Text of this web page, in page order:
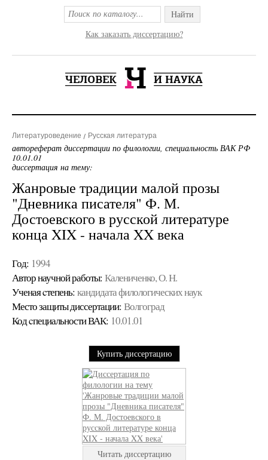
Найти
Как заказать диссертацию?
Литературоведение Русская литература
автореферат диссертации по филологии, специальность ВАК РФ
10.01.01
диссертация на тему:
Жанровые традиции малой прозы
"Дневника писателя" Ф. М.
Достоевского в русской литературе
конца XIX - начала XX века
Год: 1994
Автор научной работы: Калениченко, О. Н.
Ученая cтепень: кандидата филологических наук
Место защиты диссертации: Волгоград
Код cпециальности ВАК: 10.01.01
Купить диссертацию
Читать диссертацию